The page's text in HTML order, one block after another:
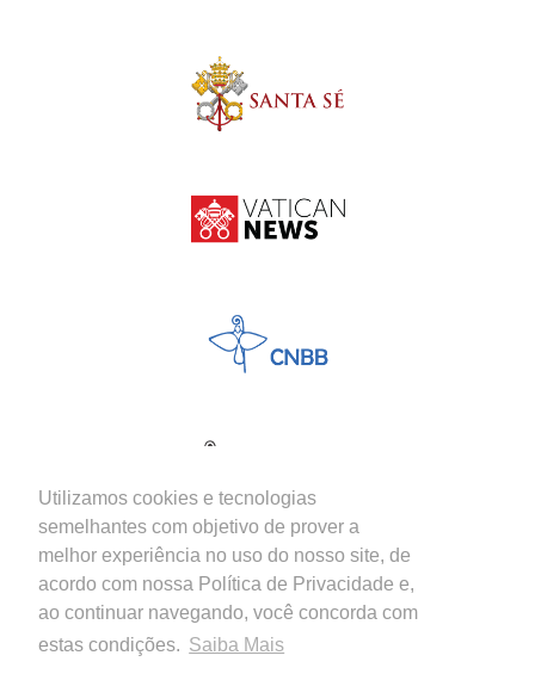
Utilizamos cookies e tecnologias
semelhantes com objetivo de prover a
melhor experiência no uso do nosso site, de
acordo com nossa Política de Privacidade e,
ao continuar navegando, você concorda com
estas condições. Saiba Mais